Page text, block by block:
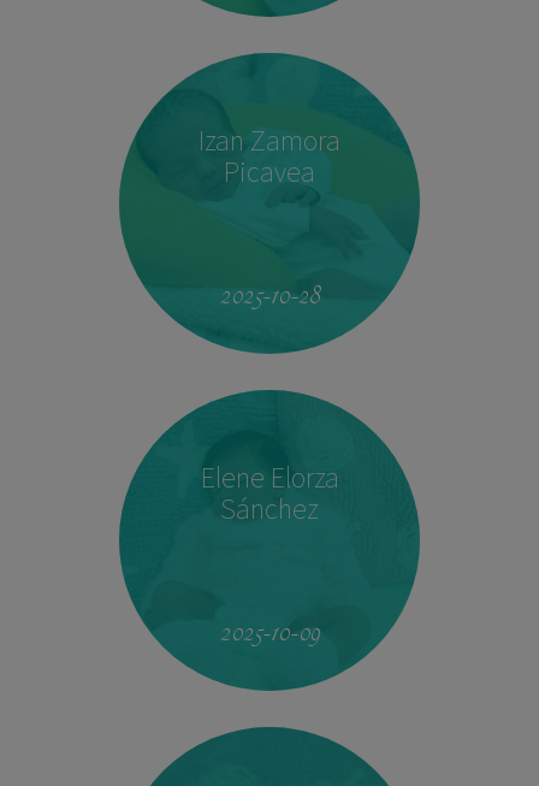
Izan Zamora
Picavea
2025-10-28
Elene Elorza
Sánchez
2025-10-09